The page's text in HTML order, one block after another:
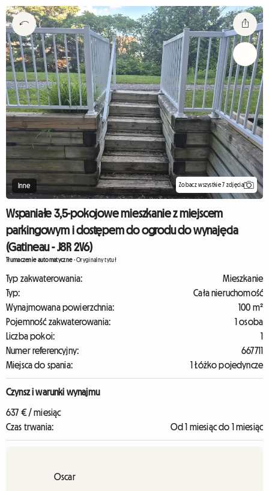
Inne Zobacz wszystkie 7 zdjęcia
Wspaniałe 3,5-pokojowe mieszkanie z miejscem
parkingowym i dostępem do ogrodu do wynajęcia
(Gatineau - J8R 2V6)
Tłumaczenie automatyczne-Oryginalny tytuł
Typ zakwaterowania:
Mieszkanie
Typ:
Cała nieruchomość
Wynajmowana powierzchnia:
100 m²
Pojemność zakwaterowania:
1 osoba
Liczba pokoi:
1
Numer referencyjny:
667711
Miejsca do spania:
1 Łóżko pojedyncze
Czynsz i warunki wynajmu
637 € / miesiąc
Czas trwania:
Od 1 miesiąc do 1 miesiąc
Oscar